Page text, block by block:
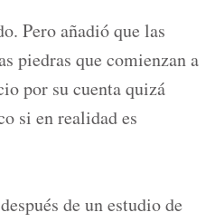
Pero añadió que las
piedras que comienzan a
por su cuenta quizá
si en realidad es
de un estudio de